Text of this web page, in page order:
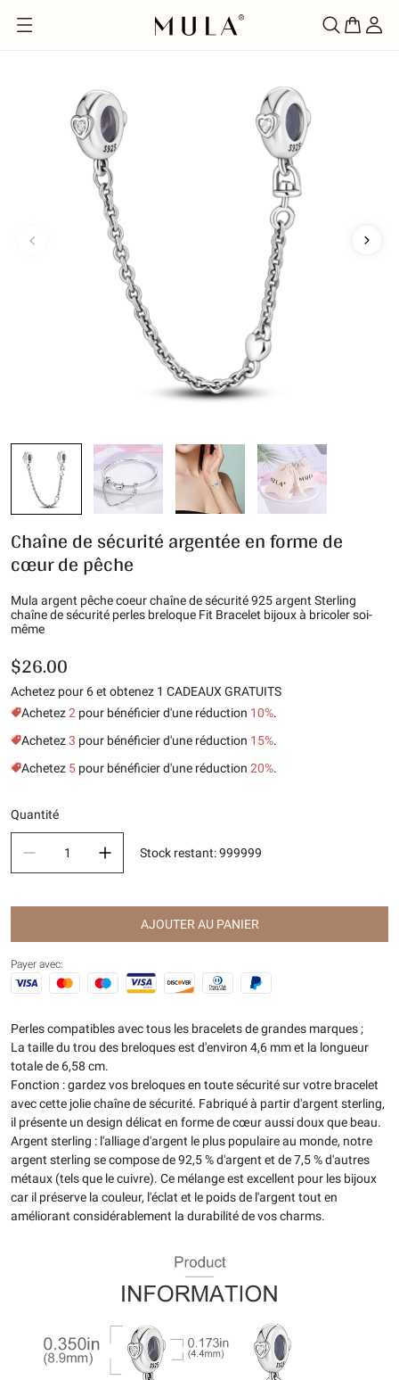
Chaîne de sécurité argentée en forme de
cœur de pêche
Mula argent pêche coeur chaîne de sécurité 925 argent Sterling
chaîne de sécurité perles breloque Fit Bracelet bijoux à bricoler soi-
même
$26.00
Achetez pour 6 et obtenez 1 CADEAUX GRATUITS
Achetez2 pour bénéficier d'une réduction 10%.
Achetez3 pour bénéficier d'une réduction 15%.
Achetez 5 pour bénéficier d'une réduction 20%.
Quantité
Stock restant:999999
AJOUTER AU PANIER
Payer avec:
Perles compatibles avec tous les bracelets de grandes marques ;
La taille du trou des breloques est d'environ 4,6 mm et la longueur
totale de 6,58 cm.
Fonction : gardez vos breloques en toute sécurité sur votre bracelet
avec cette jolie chaîne de sécurité. Fabriqué à partir d'argent sterling,
il présente un design délicat en forme de cœur aussi doux que beau.
Argent sterling : l'alliage d'argent le plus populaire au monde, notre
argent sterling se compose de 92,5 % d'argent et de 7,5 % d'autres
métaux (tels que le cuivre). Ce mélange est excellent pour les bijoux
car il préserve la couleur, l'éclat et le poids de l'argent tout en
améliorant considérablement la durabilité de vos charms.